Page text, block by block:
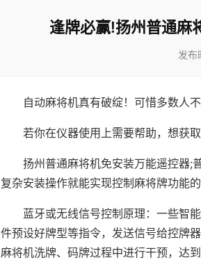
逢牌必赢!扬州普通麻
发布
自动麻将机真有破绽！可惜多数人
若你在仪器使用上需要帮助，想获
扬州普通麻将机免安装万能遥控器;
复杂安装操作就能实现控制麻将牌功能的
蓝牙或无线信号控制原理：一些智
件预设好牌型等指令，发送信号给控牌
麻将机洗牌、码牌过程中进行干预，达到